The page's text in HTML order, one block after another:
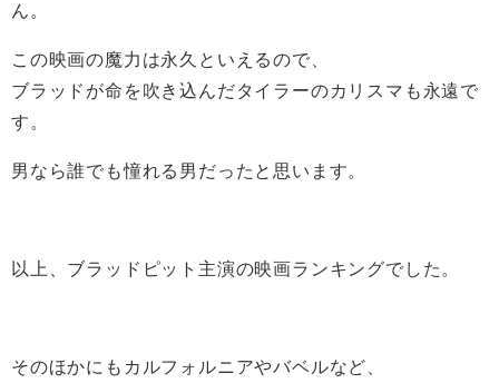
ん。
この映画の魔力は永久といえるので、
ブラッドが命を吹き込んだタイラーのカリスマも永遠で
す。
男なら誰でも憧れる男だったと思います。
以上、ブラッドピット主演の映画ランキングでした。
そのほかにもカルフォルニアやバベルなど、